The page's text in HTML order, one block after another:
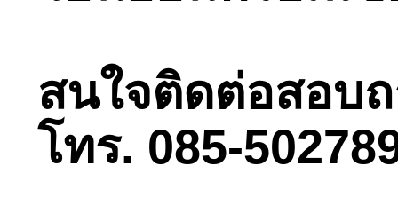
สนใจติดต่อสอบ
โทร. 085-